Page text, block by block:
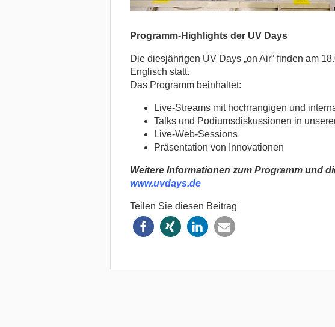
Programm-Highlights der UV Days
Die diesjährigen UV Days „on Air“ finden am
Englisch statt.
Das Programm beinhaltet:
Live-Streams mit hochrangigen und
Talks und Podiumsdiskussionen in
Live-Web-Sessions
Präsentation von Innovationen
Weitere Informationen zum Programm und
www.uvdays.de
Teilen Sie diesen Beitrag